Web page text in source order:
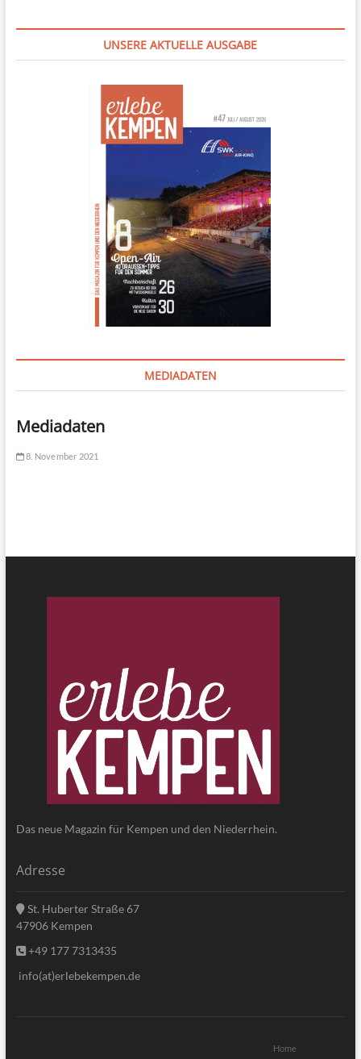
UNSERE AKTUELLE AUSGABE
MEDIADATEN
Mediadaten
8. November 2021
Das neue Magazin für Kempen und den Niederrhein.
Adresse
St. Huberter Straße 67
47906 Kempen
+49 177 7313435
info(at)erlebekempen.de
Home